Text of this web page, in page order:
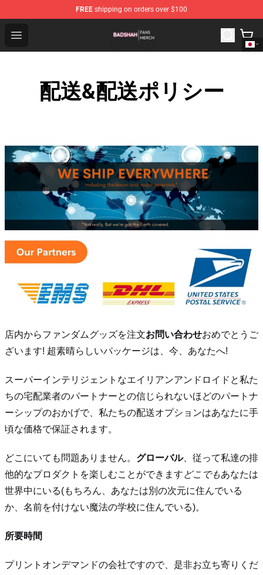
FREE shipping on orders over $100
Open menu
Badshah Shop - Official Badshah Merchandise Store
配送&配送ポリシー
店内からファンダムグッズを注文お問い合わせおめでとうご
ざいます! 超素晴らしいパッケージは、今、あなたへ!
スーパーインテリジェントなエイリアンアンドロイドと私た
ちの宅配業者のパートナーとの信じられないほどのパートナ
ーシップのおかげで、私たちの配送オプションはあなたに手
頃な価格で保証されます。
どこにいても問題ありません。 グローバル、従って私達の排
他的なプロダクトを楽しむことができます どこでもあなたは
世界中にいる(もちろん、あなたは別の次元に住んでいる
か、名前を付けない魔法の学校に住んでいる)。
所要時間
プリントオンデマンドの会社ですので、是非お立ち寄りくだ